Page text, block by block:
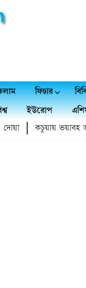
ফিচার
ইউরোপ
কচুয়ায় ভয়াবহ